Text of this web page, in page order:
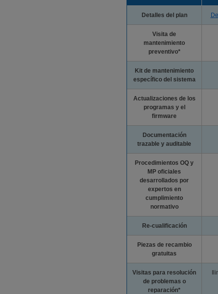
Detalles del plan
Visita de
mantenimiento
preventivo*
Kit de mantenimiento
específico del sistema
Actualizaciones de los
programas y el
firmware
Documentación
trazable y auditable
Procedimientos OQ y
MP oficiales
desarrollados por
expertos en
cumplimiento
normativo
Re-cualificación
Piezas de recambio
gratuitas
Visitas para resolución
de problemas o
reparación*